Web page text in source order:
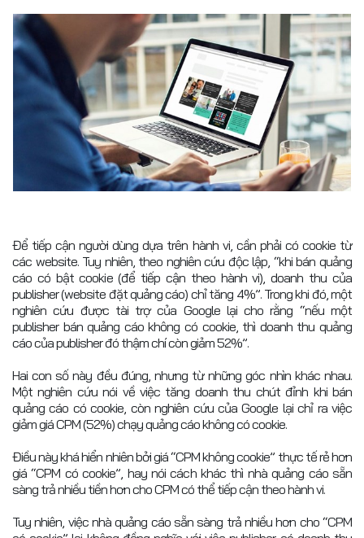
Để tiếp cận người dùng dựa trên hành vi, cần phải có cookie từ
các website. Tuy nhiên, theo nghiên cứu độc lập, “khi bán quảng
cáo có bật cookie (để tiếp cận theo hành vi), doanh thu của
publisher (website đặt quảng cáo) chỉ tăng 4%”. Trong khi đó, một
nghiên cứu được tài trợ của Google lại cho rằng “nếu một
publisher bán quảng cáo không có cookie, thì doanh thu quảng
cáo của publisher đó thậm chí còn giảm 52%”.
Hai con số này đều đúng, nhưng từ những góc nhìn khác nhau.
Một nghiên cứu nói về việc tăng doanh thu chút đỉnh khi bán
quảng cáo có cookie, còn nghiên cứu của Google lại chỉ ra việc
giảm giá CPM (52%) chạy quảng cáo không có cookie.
Điều này khá hiển nhiên bởi giá “CPM không cookie” thực tế rẻ hơn
giá “CPM có cookie”, hay nói cách khác thì nhà quảng cáo sẵn
sàng trả nhiều tiền hơn cho CPM có thể tiếp cận theo hành vi.
Tuy nhiên, việc nhà quảng cáo sẵn sàng trả nhiều hơn cho “CPM